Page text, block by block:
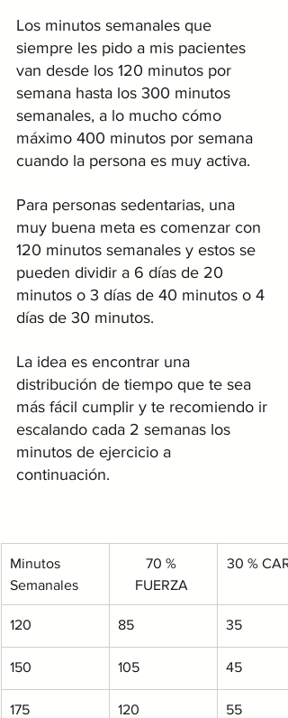
Los minutos semanales que
siempre les pido a mis pacientes
van desde los 120 minutos por
semana hasta los 300 minutos
semanales, a lo mucho cómo
máximo 400 minutos por semana
cuando la persona es muy activa.
Para personas sedentarias, una
muy buena meta es comenzar con
120 minutos semanales y estos se
pueden dividir a 6 días de 20
minutos o 3 días de 40 minutos o 4
días de 30 minutos.
La idea es encontrar una
distribución de tiempo que te sea
más fácil cumplir y te recomiendo ir
escalando cada 2 semanas los
minutos de ejercicio a
continuación.
​Minutos
Semanales
70 %
FUERZA
30 %
​120 85 35
150 105 45
175 120 55